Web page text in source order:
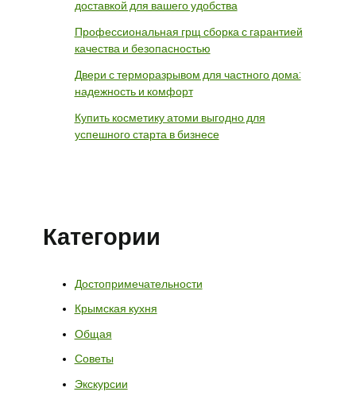
доставкой для вашего удобства
Профессиональная грщ сборка с гарантией
качества и безопасностью
Двери с терморазрывом для частного дома:
надежность и комфорт
Купить косметику атоми выгодно для
успешного старта в бизнесе
Категории
Достопримечательности
Крымская кухня
Общая
Советы
Экскурсии